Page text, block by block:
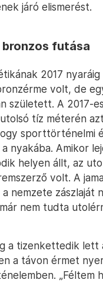
járó elismerést.
bronzos futása
2017
volt, de
született. A 2017-
utolsó tíz méterén
sporttörténelmi
nyakába. Amikor
helyen állt, az
volt. A
nemzete zászlaját
nem tudta
a tizenkettedik lett
a távon érmet
„Féltem